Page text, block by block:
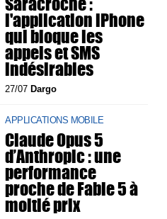
l'application iPhone
qui bloque les
appels et SMS
indésirables
27/07 Dargo
APPLICATIONS MOBILE
Claude Opus 5
d’Anthropic : une
performance
proche de Fable 5 à
moitié prix